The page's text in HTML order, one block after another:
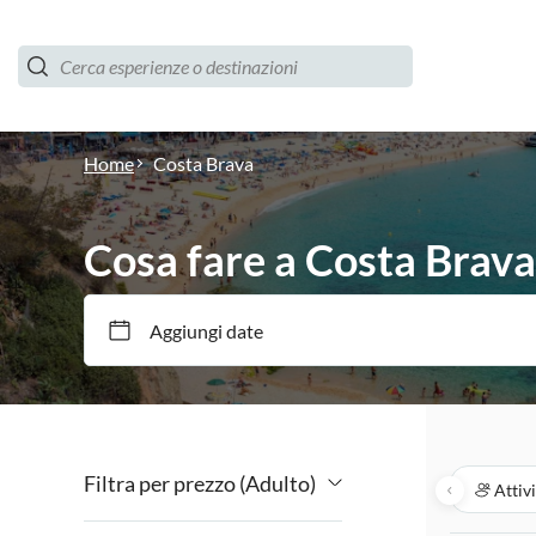
Home Costa Brava
Cosa fare a Costa Brava
Aggiungi date
Filtra per prezzo (Adulto)